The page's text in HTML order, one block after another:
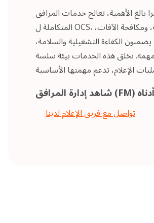
الأهمية، تعالج خدمات المرافق
المتكاملة ل OCS، بما في ذلك التنظيف، وتقديم الطعام، والخدمات الصلبة، ومكافحة الآفات،
يضمنون الكفاءة التشغيلية والسلامة،
تخلق هذه الخدمات بيئة سلسة
تواصل مع فريق الإعلام لدينا